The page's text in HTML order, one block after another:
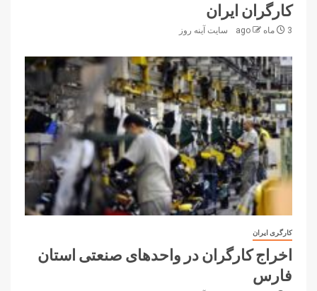
کارگران ایران
3 ماه ago سایت آینه‌ روز
کارگری ایران
اخراج کارگران در واحدهای صنعتی استان
فارس